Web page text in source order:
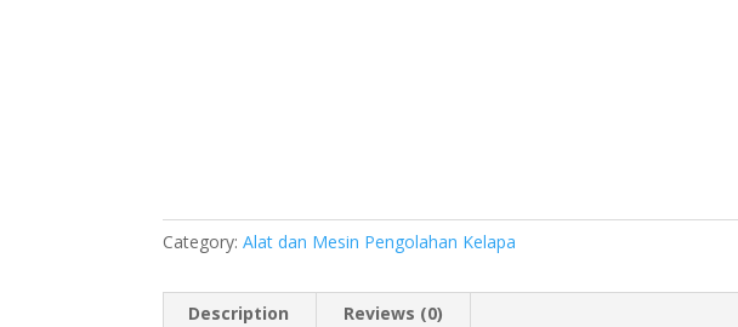
Category:Alat dan Mesin Pengolahan Kelapa
Description Reviews (0)